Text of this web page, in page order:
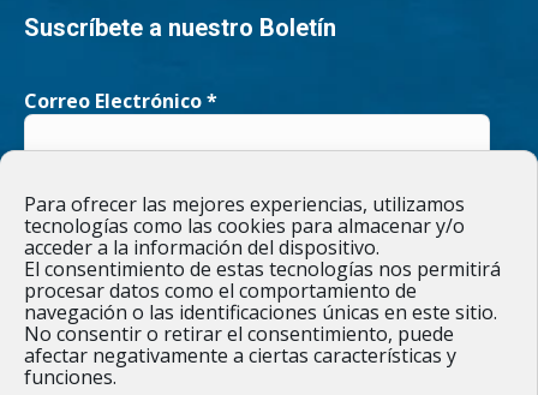
Para ofrecer las mejores experiencias, utilizamos
tecnologías como las cookies para almacenar y/o
acceder a la información del dispositivo.
El consentimiento de estas tecnologías nos permitirá
procesar datos como el comportamiento de
navegación o las identificaciones únicas en este sitio.
No consentir o retirar el consentimiento, puede
afectar negativamente a ciertas características y
funciones.
page
in
window
page
in
window
Suscríbete a nuestro Boletín
Correo Electrónico*
He leído y acepto laPolítica de privacidad
Responsable » Ayuntamiento de Figueruelas / Finalidad » enviarte
nuestras publicaciones y noticias. / Legitimación » tu
consentimiento. / Destinatarios » solo se realizan cesiones si
existe una obligación legal. / Derechos » podrás ejercer tus